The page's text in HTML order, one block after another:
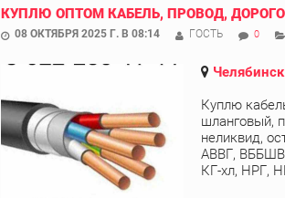
КУПЛЮ ОПТОМ КАБЕЛЬ, ПРОВОД,
08 ОКТЯБРЯ 2025 Г. В 08:14 ГОСТЬ 0
Челябинск
Куплю
шланговый,
неликвид,
АВВГ,
КГ-хл, НРГ,